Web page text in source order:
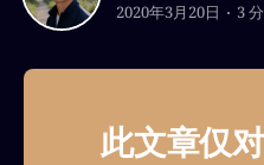
2020年3月20日 3
此文章仅